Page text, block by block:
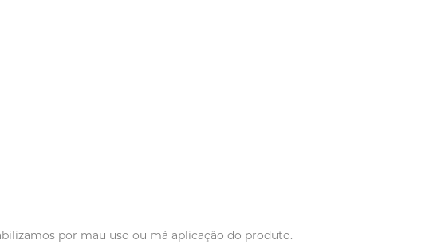
por mau uso ou má aplicação do produto.